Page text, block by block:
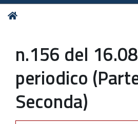
Tu
n.156 del
periodico
Seconda)